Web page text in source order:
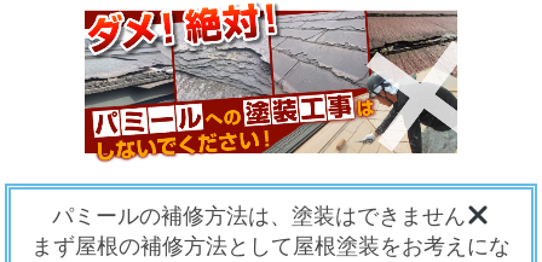
パミールの補修方法は、 塗装はできません
まず屋根の補修方法として屋根塗装をお考えにな